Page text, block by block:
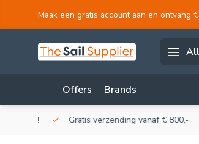
Maak een gratis account aan en ontvang
Offers Brands
Gratis verzending vanaf € 800,-